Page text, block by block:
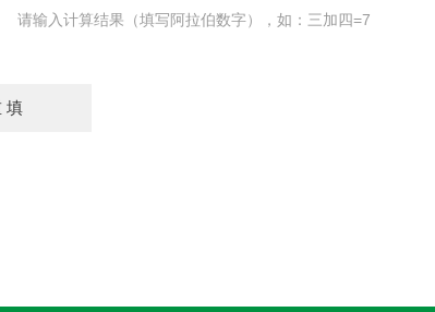
请输入计算结果（填写阿拉伯数字），如：三加四=7